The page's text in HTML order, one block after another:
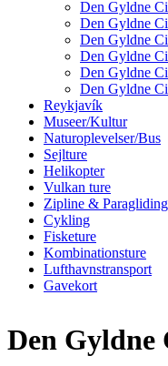
Den Gyldne
Den Gyldne
Den Gyldne
Den Gyldne
Den Gyldne
Den Gyldne
Reykjavík
Museer/Kultur
Naturoplevelser/Bus
Sejlture
Helikopter
Vulkan ture
Zipline & Paragliding
Cykling
Fisketure
Kombinationsture
Lufthavnstransport
Gavekort
Den